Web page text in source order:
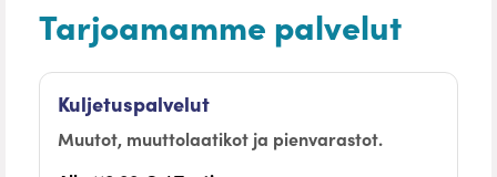
Tarjoamamme palvelut
Kuljetuspalvelut
Muutot, muuttolaatikot ja pienvarastot.